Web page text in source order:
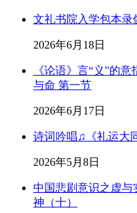
文礼书院入学包本录
2026年6月18日
《论语》言“义”的
与命 第一节
2026年6月17日
诗词吟唱♫《礼运大
2026年5月8日
中国悲剧意识之虚与
神（十）